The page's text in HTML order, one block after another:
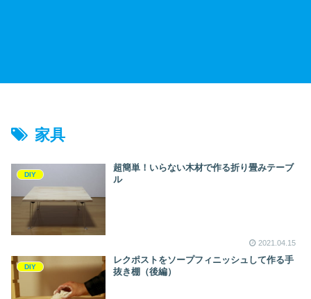
家具
DIY
超簡単！いらない木材で作る折り畳みテーブ
ル
2021.04.15
DIY
レクポストをソープフィニッシュして作る手
抜き棚（後編）